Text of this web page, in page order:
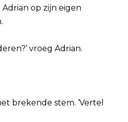
op zijn eigen
vroeg Adrian.
brekende stem. ‘Vertel